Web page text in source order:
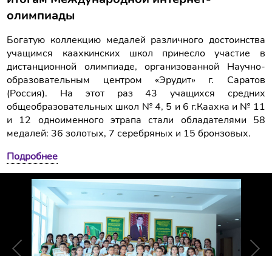
олимпиады
Богатую коллекцию медалей различного достоинства
учащимся каахкинских школ принесло участие в
дистанционной олимпиаде, организованной Научно-
образовательным центром «Эрудит» г. Саратов
(Россия). На этот раз 43 учащихся средних
общеобразовательных школ № 4, 5 и 6 г.Каахка и № 11
и 12 одноименного этрапа стали обладателями 58
медалей: 36 золотых, 7 серебряных и 15 бронзовых.
Подробнее